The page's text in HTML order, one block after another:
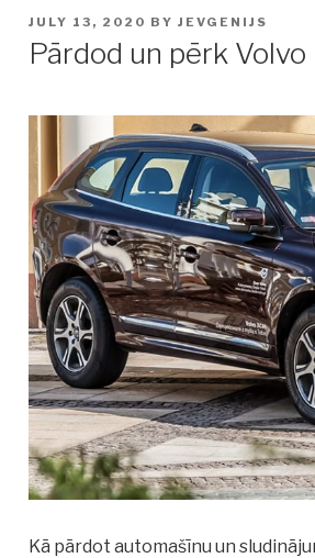
POSTED
ON
JULY 13, 2020 BY JEVGENIJS
Pārdod un pērk Volvo
Kā pārdot automašīnu un